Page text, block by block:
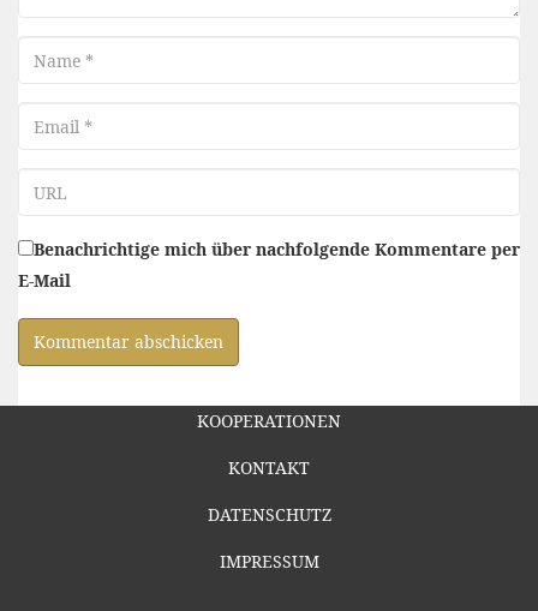
Name
Email
Benachrichtige mich über nachfolgende Kommentare per
E-Mail
KOOPERATIONEN
KONTAKT
DATENSCHUTZ
IMPRESSUM